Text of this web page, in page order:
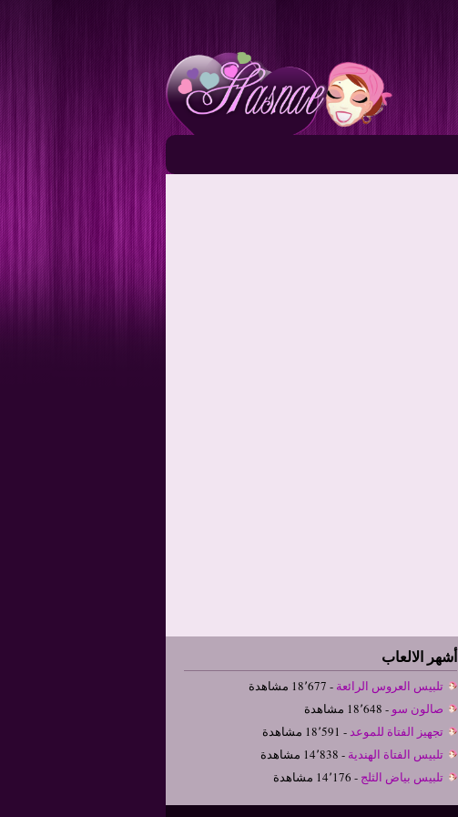
أشهر الالعاب
تلبيس العروس الرائعة - 18٬677 مشاهدة
صالون سو - 18٬648 مشاهدة
تجهيز الفتاة للموعد- 18٬591 مشاهدة
تلبيس الفتاة الهندية - 14٬838 مشاهدة
تلبيس بياض الثلج - 14٬176 مشاهدة